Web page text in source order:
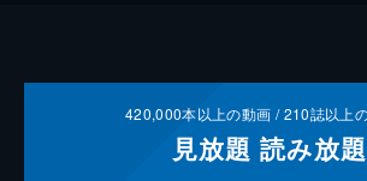
420,000本以上の動画 /210誌以上
見放題 読み放題